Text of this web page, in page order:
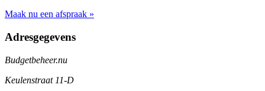
Maak nu een afspraak »
Adresgegevens
Budgetbeheer.nu
Keulenstraat 11-D